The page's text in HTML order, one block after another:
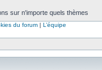
sur n'importe quels thèmes
du forum | L’équipe